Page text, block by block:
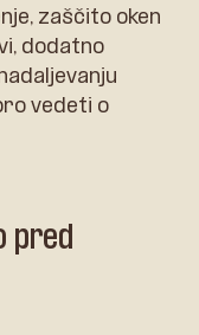
zaščito oken
dodatno
vedeti o
pred